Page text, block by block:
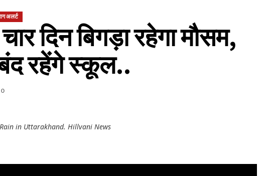
अलर्ट
दिन बिगड़ा रहेगा मौसम,
रहेंगे स्कूल..
0
Rain in Uttarakhand. Hillvani News